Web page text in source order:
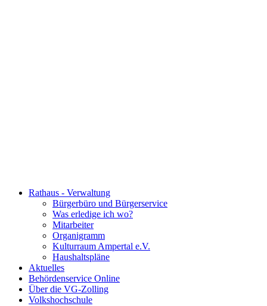
Rathaus - Verwaltung
Bürgerbüro und Bürgerservice
Was erledige ich wo?
Mitarbeiter
Organigramm
Kulturraum Ampertal e.V.
Haushaltspläne
Aktuelles
Behördenservice Online
Über die VG-Zolling
Volkshochschule